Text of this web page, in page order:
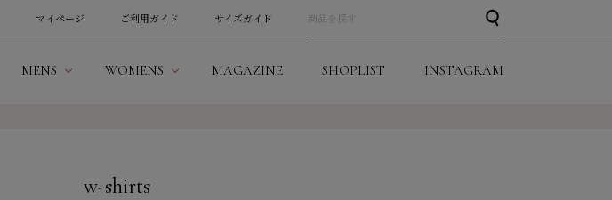
マイページ ご利用ガイド サイズガイド
MENS WOMENS MAGAZINE SHOPLIST INSTAGRAM
w-shirts